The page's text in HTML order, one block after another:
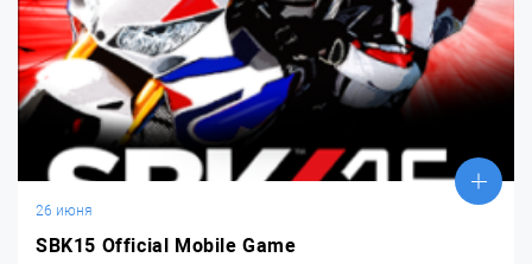
26 июня
SBK15 Official Mobile Game